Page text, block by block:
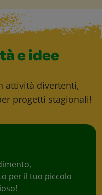
e idee
attività divertenti,
progetti stagionali!
per il tuo piccolo